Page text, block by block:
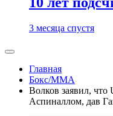
3 месяца спустя
Главная
Бокс/MMA
Волков заявил, что
Аспиналлом, дав